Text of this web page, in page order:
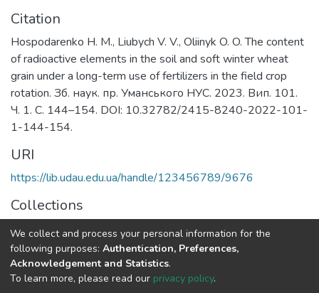
Citation
Hospodarenko H. M., Liubych V. V., Oliinyk O. O. The content
of radioactive elements in the soil and soft winter wheat
grain under a long-term use of fertilizers in the field crop
rotation. Зб. наук. пр. Уманського НУС. 2023. Вип. 101.
Ч. 1. С. 144–154. DOI: 10.32782/2415-8240-2022-101-
1-144-154.
URI
https://lib.udau.edu.ua/handle/123456789/9676
Collections
Кафедра агрохімії і ґрунтознавства
Full item page
We collect and process your personal information for the
following purposes: Authentication, Preferences,
Acknowledgement and Statistics.
To learn more, please read our privacy policy.